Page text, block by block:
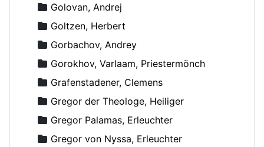
Golovan, Andrej
Goltzen, Herbert
Gorbachov, Andrey
Gorokhov, Varlaam, Priestermönch
Grafenstadener, Clemens
Gregor der Theologe, Heiliger
Gregor Palamas, Erleuchter
Gregor von Nyssa, Erleuchter